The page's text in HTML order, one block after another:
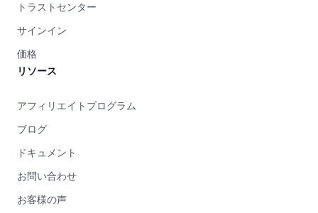
トラストセンター
サインイン
価格
リソース
アフィリエイトプログラム
ブログ
ドキュメント
お問い合わせ
お客様の声